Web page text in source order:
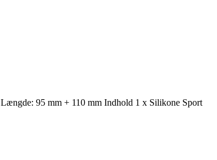
95 mm + 110 mm Indhold 1 x Silikone Sport